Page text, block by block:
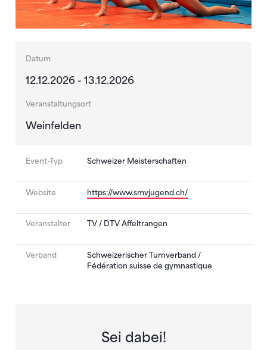
Datum
12.12.2026 - 13.12.2026
Veranstaltungsort
Weinfelden
Event-Typ Schweizer Meisterschaften
Website https://www.smvjugend.ch/
Veranstalter TV / DTV Affeltrangen
Verband
Schweizerischer Turnverband /
Fédération suisse de gymnastique
Sei dabei!